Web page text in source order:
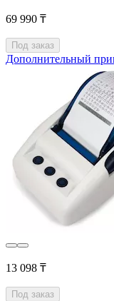
69 990 ₸
Под заказ
Дополнительный
13 098 ₸
Под заказ